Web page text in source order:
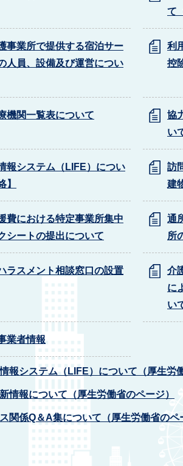
て
事業所で提供する宿泊サー
人員、設備及び運営につい
利
控
機関一覧表について
協
い
報システム（LIFE）につい
】
訪
建
費における特定事業所集中
シートの提出について
通
所
ラスメント相談窓口の設置
介
に
い
業者情報
報システム（LIFE）について（厚生労
情報について（厚生労働省のページ）
関係Q＆A集について（厚生労働省のペ